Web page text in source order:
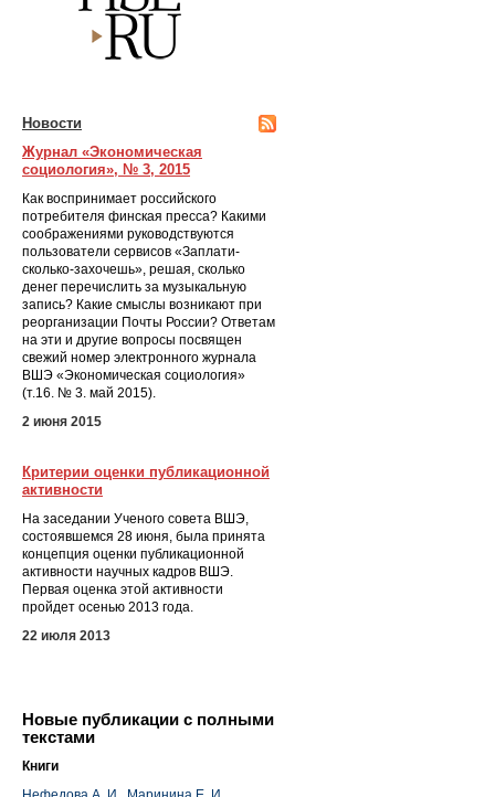
Новости
Журнал «Экономическая
социология», № 3, 2015
Как воспринимает российского
потребителя финская пресса? Какими
соображениями руководствуются
пользователи сервисов «Заплати-
сколько-захочешь», решая, сколько
денег перечислить за музыкальную
запись? Какие смыслы возникают при
реорганизации Почты России? Ответам
на эти и другие вопросы посвящен
свежий номер электронного журнала
ВШЭ «Экономическая социология»
(т.16. № 3. май 2015).
2 июня 2015
Критерии оценки публикационной
активности
На заседании Ученого совета ВШЭ,
состоявшемся 28 июня, была принята
концепция оценки публикационной
активности научных кадров ВШЭ.
Первая оценка этой активности
пройдет осенью 2013 года.
22 июля 2013
Новые публикации с полными
текстами
Книги